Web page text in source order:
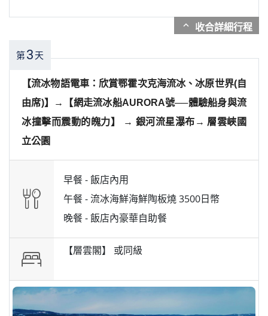
expand_more
第3 天
【流冰物語電車：欣賞鄂霍次克海流冰、冰原世界(自
由席)】→【網走流冰船AURORA號──體驗船身與流
冰撞擊而震動的魄力】 → 銀河流星瀑布→ 層雲峽國
立公園
早餐 -飯店內用
午餐 -流冰海鮮海鮮陶板燒 3500日幣
晚餐 -飯店內豪華自助餐
【層雲閣】 或同級